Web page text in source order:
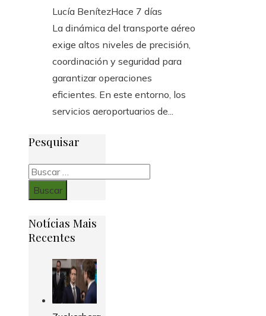
Lucía BenítezHace 7 días
La dinámica del transporte aéreo
exige altos niveles de precisión,
coordinación y seguridad para
garantizar operaciones
eficientes. En este entorno, los
servicios aeroportuarios de...
Pesquisar
Buscar:
Notícias Mais
Recentes